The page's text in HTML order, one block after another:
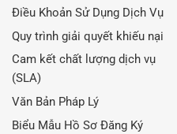
Điều Khoản Sử Dụng Dịch Vụ
Quy trình giải quyết khiếu nại
Cam kết chất lượng dịch vụ
(SLA)
Văn Bản Pháp Lý
Biểu Mẫu Hồ Sơ Đăng Ký